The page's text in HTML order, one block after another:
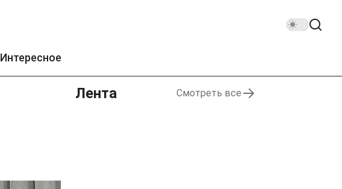
Интересное
Лента Смотреть все